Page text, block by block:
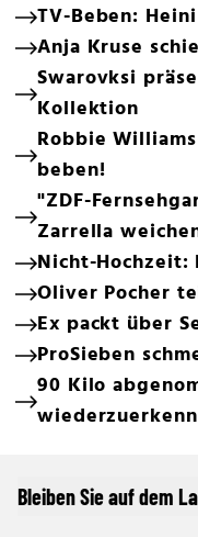
TV-Beben:
Anja Kruse
Swarovksi
Kollektion
Robbie
beben!
"ZDF-
Zarrella
Nicht-Hochzeit:
Oliver Pocher
Ex packt über
ProSieben
90 Kilo
Bleiben Sie auf dem